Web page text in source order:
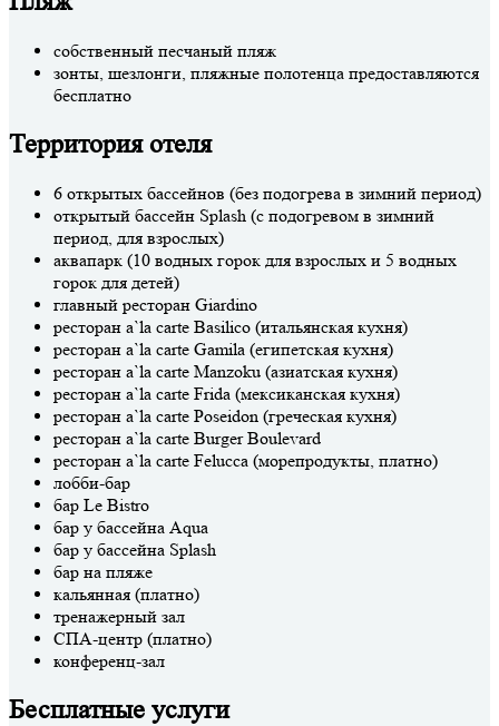
собственный песчаный пляж
зонты, шезлонги, пляжные полотенца предоставляются
бесплатно
Территория отеля
6 открытых бассейнов (без подогрева в зимний период)
открытый бассейн Splash (с подогревом в зимний
период, для взрослых)
аквапарк (10 водных горок для взрослых и 5 водных
горок для детей)
главный ресторан Giardino
ресторан a`la carte Basilico (итальянская кухня)
ресторан a`la carte Gamila (египетская кухня)
ресторан a`la carte Manzoku (азиатская кухня)
ресторан a`la carte Frida (мексиканская кухня)
ресторан a`la carte Poseidon (греческая кухня)
ресторан a`la carte Burger Boulevard
ресторан a`la carte Felucca (морепродукты, платно)
лобби-бар
бар Le Bistro
бар у бассейна Aqua
бар у бассейна Splash
бар на пляже
кальянная (платно)
тренажерный зал
СПА-центр (платно)
конференц-зал
Бесплатные услуги